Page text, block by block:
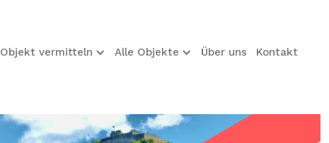
Objekt vermitteln Alle Objekte Über uns Kontakt